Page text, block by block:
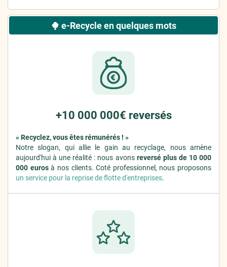
e-Recycle en quelques mots
+10 000 000€ reversés
« Recyclez, vous êtes rémunérés ! »
Notre slogan, qui allie le gain au recyclage, nous amène
aujourd'hui à une réalité : nous avons reversé plus de 10 000
000 eurosà nos clients. Coté professionnel, nous proposons
un service pour la reprise de flotte d'entreprises.